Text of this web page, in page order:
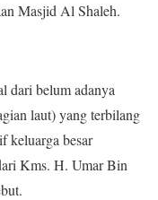
Masjid Al Shaleh.
dari belum adanya
laut) yang terbilang
keluarga besar
Kms. H. Umar Bin